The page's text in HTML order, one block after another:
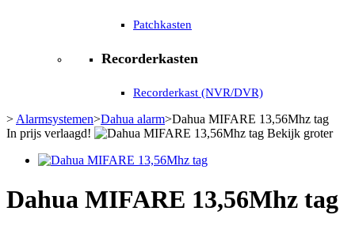
Patchkasten
Recorderkasten
Recorderkast (NVR/DVR)
> Alarmsystemen>Dahua alarm>Dahua MIFARE 13,56Mhz tag
In prijs verlaagd!
Bekijk groter
Dahua MIFARE 13,56Mhz tag